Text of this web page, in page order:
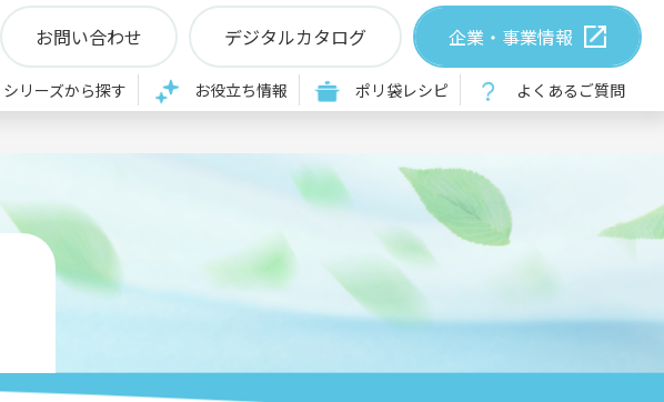
シリーズから探す お役立ち情報 ポリ袋レシピ よくあるご質問
お問い合わせ デジタルカタログ 企業・事業情報